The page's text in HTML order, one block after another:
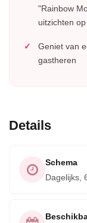
"Rainbow
uitzichten
Geniet van
gastheren
Details
Schema
Dagelijks,